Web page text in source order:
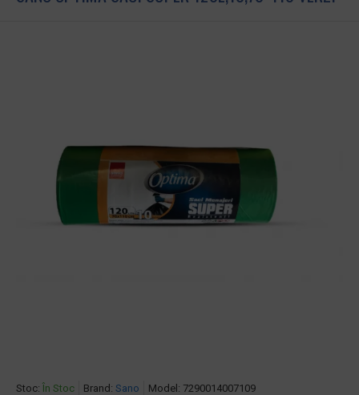
Stoc: În Stoc Brand: Sano Model: 7290014007109